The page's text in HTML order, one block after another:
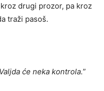
drugi prozor, pa kroz
traži pasoš.
će neka kontrola.”